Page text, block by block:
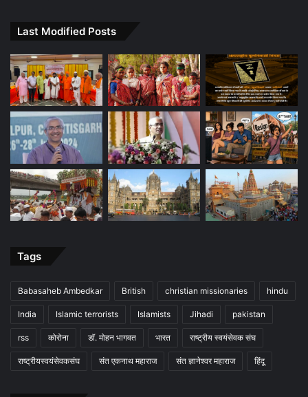
Last Modified Posts
Tags
Babasaheb Ambedkar British christian missionaries hindu
India Islamic terrorists Islamists Jihadi pakistan
rss कोरोना डॉ. मोहन भागवत भारत राष्ट्रीय स्वयंसेवक संघ
राष्ट्रीयस्वयंसेवकसंघ संत एकनाथ महाराज संत ज्ञानेश्वर महाराज हिंदू